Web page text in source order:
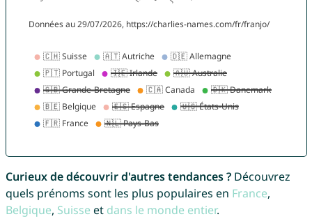
Curieux de découvrir d'autres tendances ?Découvrez
quels prénoms sont les plus populaires en France,
Belgique, Suisse et dans le monde entier.